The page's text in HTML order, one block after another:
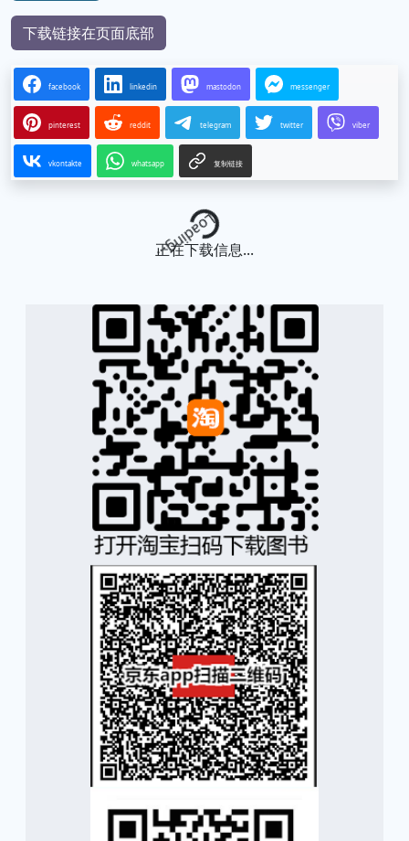
下载链接在页面底部
facebook linkedin mastodon messenger
pinterest reddit telegram twitter viber
vkontakte whatsapp 复制链接
Loading...
正在下载信息...